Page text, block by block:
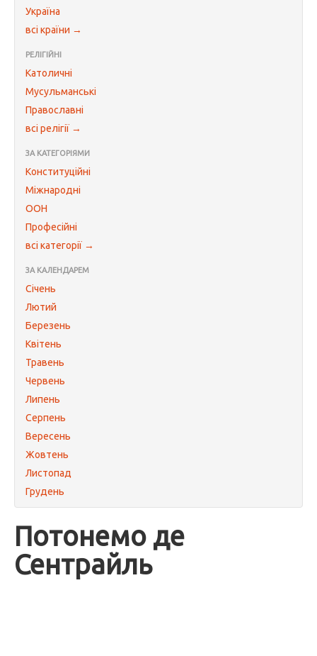
Україна
всі країни →
РЕЛІГІЙНІ
Католичні
Мусульманські
Православні
всі релігії →
ЗА КАТЕГОРІЯМИ
Конституційні
Міжнародні
ООН
Професійні
всі категорії →
ЗА КАЛЕНДАРЕМ
Січень
Лютий
Березень
Квітень
Травень
Червень
Липень
Серпень
Вересень
Жовтень
Листопад
Грудень
Потонемо де
Сентрайль